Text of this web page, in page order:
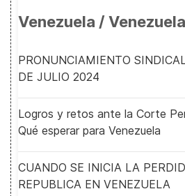
Venezuela /
PRONUNCIAMIENTO
DE JULIO 2024
Logros y retos ante la Corte
Qué esperar para Venezuela
CUANDO SE INICIA LA
REPUBLICA EN VENEZUELA